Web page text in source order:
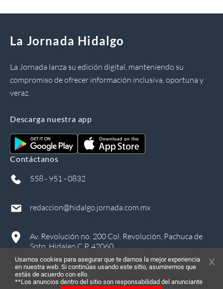
La Jornada Hidalgo
La Jornada lanza su edición digital, manteniendo su
compromiso de ofrecer información inclusiva, oportuna y
veraz.
Descarga nuestra app
Contáctanos
558 - 951 - 0832
redaccion@hidalgo.jornada.com.mx
Av. Revolución no. 200 Col. Revolución, Pachuca de
Soto, Hidalgo C.P. 42060
Usamos cookies para asegurar que te damos la mejor experiencia
en nuestra web. Si continúas usando este sitio, asumiremos que
estás de acuerdo con ello.
**Los anuncios dentro del sitio son responsabilidad del anunciante